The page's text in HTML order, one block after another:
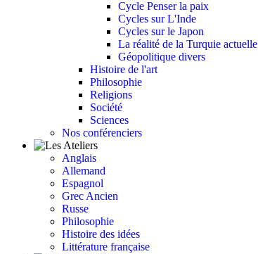
Cycle Penser la paix
Cycles sur L'Inde
Cycles sur le Japon
La réalité de la Turquie actuelle
Géopolitique divers
Histoire de l'art
Philosophie
Religions
Société
Sciences
Nos conférenciers
Anglais
Allemand
Espagnol
Grec Ancien
Russe
Philosophie
Histoire des idées
Littérature française